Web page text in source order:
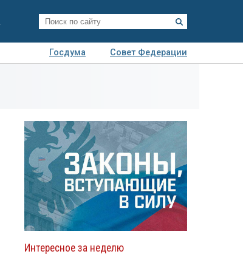
Госдума
Совет Федерации
Интересное за неделю